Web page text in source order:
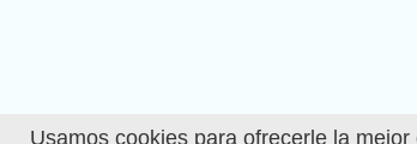
Usamos cookies para ofrecerle la